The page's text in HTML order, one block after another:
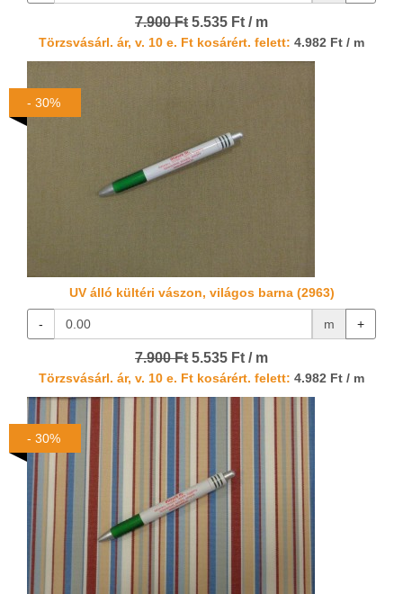
7.900 Ft 5.535 Ft / m
Törzsvásárl. ár, v. 10 e. Ft kosárért. felett: 4.982 Ft / m
UV álló kültéri vászon, világos barna (2963)
- m +
7.900 Ft 5.535 Ft / m
Törzsvásárl. ár, v. 10 e. Ft kosárért. felett: 4.982 Ft / m
- 30%
- 30%